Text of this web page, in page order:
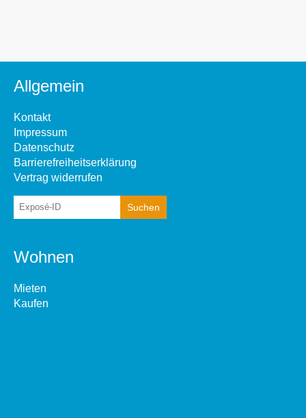
Allgemein
Kontakt
Impressum
Datenschutz
Barrierefreiheitserklärung
Vertrag widerrufen
Wohnen
Mieten
Kaufen